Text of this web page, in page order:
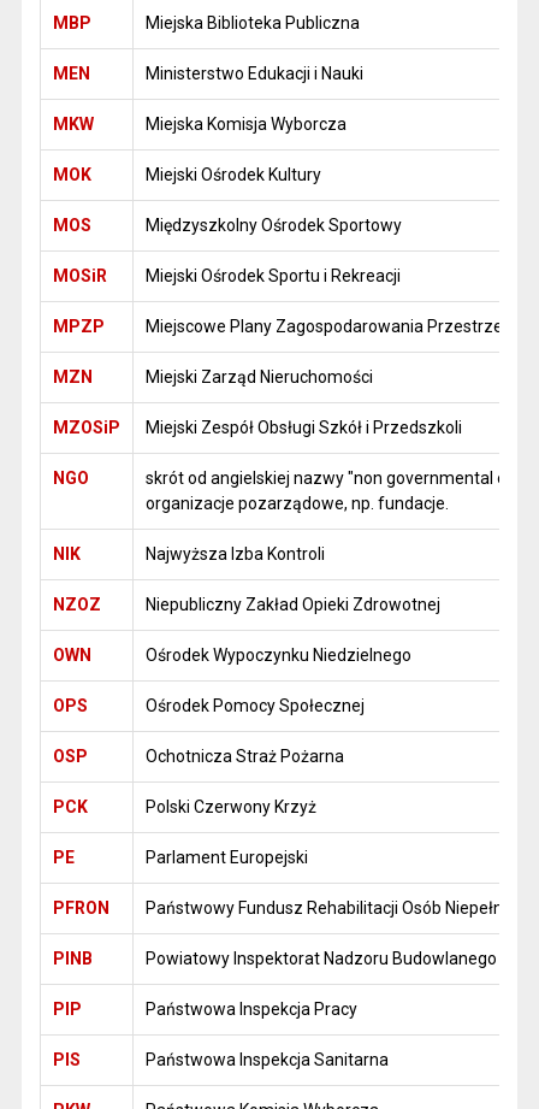
MBP Miejska Biblioteka Publiczna
MEN Ministerstwo Edukacji i Nauki
MKW Miejska Komisja Wyborcza
MOK Miejski Ośrodek Kultury
MOS Międzyszkolny Ośrodek Sportowy
MOSiR Miejski Ośrodek Sportu i Rekreacji
MPZP Miejscowe Plany Zagospodarowania
MZN Miejski Zarząd Nieruchomości
MZOSiP Miejski Zespół Obsługi Szkół i Przedszkoli
NGO
skrót od angielskiej nazwy "non governmental
organizacje pozarządowe, np. fundacje.
NIK Najwyższa Izba Kontroli
NZOZ Niepubliczny Zakład Opieki Zdrowotnej
OWN Ośrodek Wypoczynku Niedzielnego
OPS Ośrodek Pomocy Społecznej
OSP Ochotnicza Straż Pożarna
PCK Polski Czerwony Krzyż
PE Parlament Europejski
PFRON Państwowy Fundusz Rehabilitacji Osób
PINB Powiatowy Inspektorat Nadzoru Budowlanego
PIP Państwowa Inspekcja Pracy
PIS Państwowa Inspekcja Sanitarna